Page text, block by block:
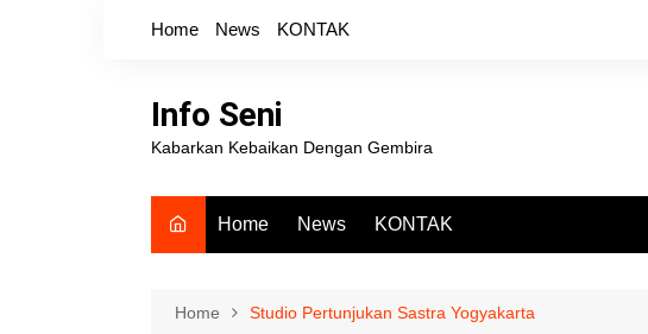
Home News KONTAK
Info Seni
Kabarkan Kebaikan Dengan Gembira
Home News KONTAK
Home Studio Pertunjukan Sastra Yogyakarta